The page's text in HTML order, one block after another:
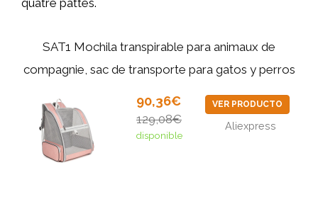
SAT1 Mochila transpirable para animaux de
compagnie, sac de transporte para gatos y perros
90,36€
129,08€
disponible
VER PRODUCTO
Aliexpress